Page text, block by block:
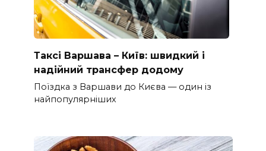
Таксі Варшава – Київ: швидкий і
надійний трансфер додому
Поїздка з Варшави до Києва — один із
найпопулярніших